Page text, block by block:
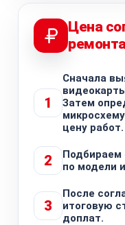
Цена
ремонта
1
Сначала
Затем
цену работ.
2
Подбираем
по модели
3
После
итоговую
доплат.